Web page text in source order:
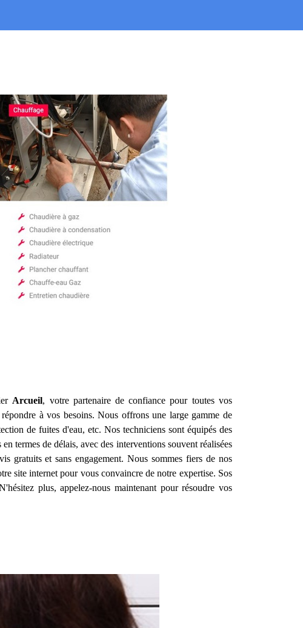
Arcueil, votre partenaire de confiance pour toutes vos
à vos besoins. Nous offrons une large gamme de
de fuites d'eau, etc. Nos techniciens sont équipés des
termes de délais, avec des interventions souvent réalisées
gratuits et sans engagement. Nous sommes fiers de nos
site internet pour vous convaincre de notre expertise. Sos
plus, appelez-nous maintenant pour résoudre vos